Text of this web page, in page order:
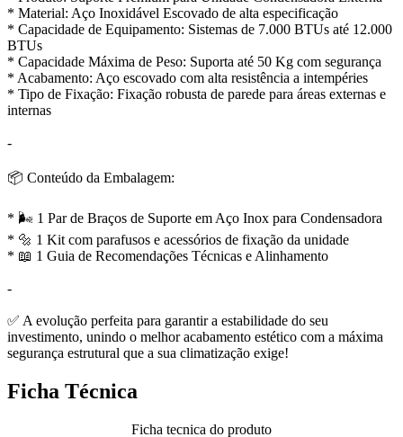
* Material: Aço Inoxidável Escovado de alta especificação
* Capacidade de Equipamento: Sistemas de 7.000 BTUs até 12.000
BTUs
* Capacidade Máxima de Peso: Suporta até 50 Kg com segurança
* Acabamento: Aço escovado com alta resistência a intempéries
* Tipo de Fixação: Fixação robusta de parede para áreas externas e
internas
-
📦 Conteúdo da Embalagem:
* 🌬️ 1 Par de Braços de Suporte em Aço Inox para Condensadora
* 🔩 1 Kit com parafusos e acessórios de fixação da unidade
* 📖 1 Guia de Recomendações Técnicas e Alinhamento
-
✅ A evolução perfeita para garantir a estabilidade do seu
investimento, unindo o melhor acabamento estético com a máxima
segurança estrutural que a sua climatização exige!
Ficha Técnica
Ficha tecnica do produto